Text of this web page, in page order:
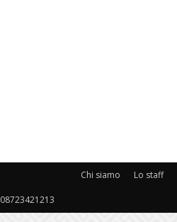
Chi siamo Lo staff